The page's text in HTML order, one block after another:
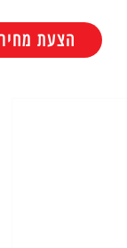
הצעת מחיר